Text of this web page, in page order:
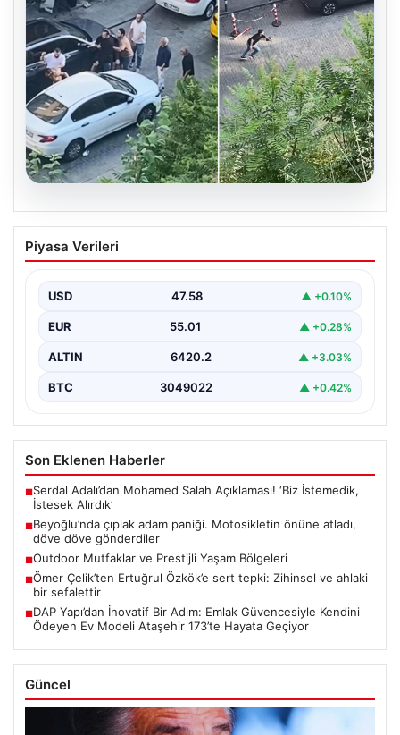
05.08.2026
Beyoğlu’nda çıplak adam paniği.
Motosikletin önüne atladı, döve döve
{"title": "Beyoğlu'nda Çıplak Adamın Panik Yaratan
yaşanan olay,…
Piyasa Verileri
USD 47.58 ▲ +0.10%
EUR 55.01 ▲ +0.28%
ALTIN 6420.2 ▲ +3.03%
BTC 3049022 ▲ +0.42%
Son Eklenen Haberler
■Serdal Adalı’dan Mohamed Salah Açıklaması! ‘Biz İstemedik,
İstesek Alırdık’
■Beyoğlu’nda çıplak adam paniği. Motosikletin önüne atladı,
döve döve gönderdiler
■Outdoor Mutfaklar ve Prestijli Yaşam Bölgeleri
■Ömer Çelik’ten Ertuğrul Özkök’e sert tepki: Zihinsel ve ahlaki
bir sefalettir
■DAP Yapı’dan İnovatif Bir Adım: Emlak Güvencesiyle Kendini
Ödeyen Ev Modeli Ataşehir 173’te Hayata Geçiyor
Güncel